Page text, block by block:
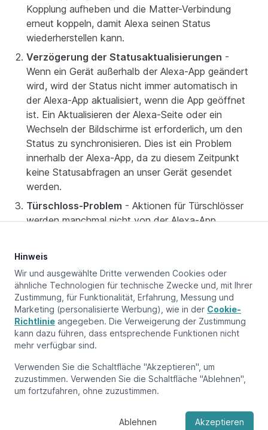
Kopplung aufheben und die Matter-Verbindung
erneut koppeln, damit Alexa seinen Status
wiederherstellen kann.
Verzögerung der Statusaktualisierungen -
Wenn ein Gerät außerhalb der Alexa-App geändert
wird, wird der Status nicht immer automatisch in
der Alexa-App aktualisiert, wenn die App geöffnet
ist. Ein Aktualisieren der Alexa-Seite oder ein
Wechseln der Bildschirme ist erforderlich, um den
Status zu synchronisieren. Dies ist ein Problem
innerhalb der Alexa-App, da zu diesem Zeitpunkt
keine Statusabfragen an unser Gerät gesendet
werden.
Türschloss-Problem - Aktionen für Türschlösser
werden manchmal nicht von der Alexa-App
Aktualisiert am:October 30, 2024
Vorherige Seite
Samsung SmartThings
Nächste Seite
Hinweis
Wir und ausgewählte Dritte verwenden Cookies oder
ähnliche Technologien für technische Zwecke und, mit Ihrer
Zustimmung, für Funktionalität, Erfahrung, Messung und
Marketing (personalisierte Werbung), wie in der Cookie-
Richtlinie angegeben. Die Verweigerung der Zustimmung
kann dazu führen, dass entsprechende Funktionen nicht
mehr verfügbar sind.
Verwenden Sie die Schaltfläche "Akzeptieren", um
zuzustimmen. Verwenden Sie die Schaltfläche "Ablehnen",
um fortzufahren, ohne zuzustimmen.
Ablehnen Akzeptieren